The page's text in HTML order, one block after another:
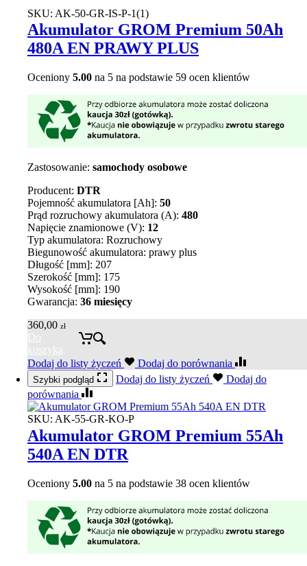
SKU: AK-50-GR-IS-P-1(1)
Akumulator GROM Premium 50Ah
480A EN PRAWY PLUS
Oceniony 5.00 na 5 na podstawie 59 ocen klientów
Zastosowanie: samochody osobowe
Producent: DTR
Pojemność akumulatora [Ah]: 50
Prąd rozruchowy akumulatora (A): 480
Napięcie znamionowe (V): 12
Typ akumulatora: Rozruchowy
Biegunowość akumulatora: prawy plus
Długość [mm]: 207
Szerokość [mm]: 175
Wysokość [mm]: 190
Gwarancja: 36 miesięcy
360,00 zł
Do
koszyka
Dodaj do listy życzeń
Dodaj do porównania
Szybki podgląd Dodaj do listy życzeń
Dodaj do
porównania
SKU: AK-55-GR-KO-P
Akumulator GROM Premium 55Ah
540A EN DTR
Oceniony 5.00 na 5 na podstawie 38 ocen klientów